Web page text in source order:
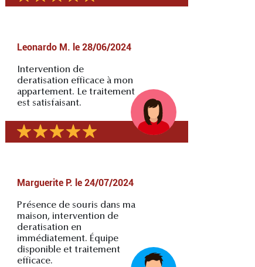
Leonardo M. le 28/06/2024
Intervention de
deratisation efficace à mon
appartement. Le traitement
est satisfaisant.
Marguerite P. le 24/07/2024
Présence de souris dans ma
maison, intervention de
deratisation en
immédiatement. Équipe
disponible et traitement
efficace.